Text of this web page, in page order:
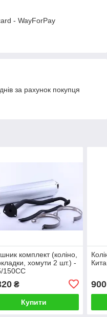
- WayForPay
за рахунок покупця
комплект (коліно,
хомути 2 шт.) -
150CC
₴
Купити
900